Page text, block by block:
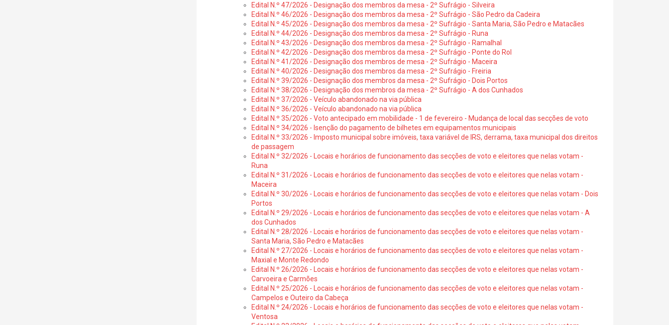
Edital N.º 47/2026 - Designação dos membros da mesa - 2º Sufrágio - Silveira
Edital N.º 46/2026 - Designação dos membros da mesa - 2º Sufrágio - São Pedro da Cadeira
Edital N.º 45/2026 - Designação dos membros da mesa - 2º Sufrágio - Santa Maria, São Pedro e Matacães
Edital N.º 44/2026 - Designação dos membros da mesa - 2º Sufrágio - Runa
Edital N.º 43/2026 - Designação dos membros da mesa - 2º Sufrágio - Ramalhal
Edital N.º 42/2026 - Designação dos membros da mesa - 2º Sufrágio - Ponte do Rol
Edital N.º 41/2026 - Designação dos membros de mesa - 2º Sufrágio - Maceira
Edital N.º 40/2026 - Designação dos membros da mesa - 2º Sufrágio - Freiria
Edital N.º 39/2026 - Designação dos membros da mesa - 2º Sufrágio - Dois Portos
Edital N.º 38/2026 - Designação dos membros da mesa - 2º Sufrágio - A dos Cunhados
Edital N.º 37/2026 - Veículo abandonado na via pública
Edital N.º 36/2026 - Veículo abandonado na via pública
Edital N.º 35/2026 - Voto antecipado em mobilidade - 1 de fevereiro - Mudança de local das secções de voto
Edital N.º 34/2026 - Isenção do pagamento de bilhetes em equipamentos municipais
Edital N.º 33/2026 - Imposto municipal sobre imóveis, taxa variável de IRS, derrama, taxa municipal dos direitos
de passagem
Edital N.º 32/2026 - Locais e horários de funcionamento das secções de voto e eleitores que nelas votam -
Runa
Edital N.º 31/2026 - Locais e horários de funcionamento das secções de voto e eleitores que nelas votam -
Maceira
Edital N.º 30/2026 - Locais e horários de funcionamento das secções de voto e eleitores que nelas votam - Dois
Portos
Edital N.º 29/2026 - Locais e horários de funcionamento das secções de voto e eleitores que nelas votam - A
dos Cunhados
Edital N.º 28/2026 - Locais e horários de funcionamento das secções de voto e eleitores que nelas votam -
Santa Maria, São Pedro e Matacães
Edital N.º 27/2026 - Locais e horários de funcionamento das secções de voto e eleitores que nelas votam -
Maxial e Monte Redondo
Edital N.º 26/2026 - Locais e horários de funcionamento das secções de voto e eleitores que nelas votam -
Carvoeira e Carmões
Edital N.º 25/2026 - Locais e horários de funcionamento das secções de voto e eleitores que nelas votam -
Campelos e Outeiro da Cabeça
Edital N.º 24/2026 - Locais e horários de funcionamento das secções de voto e eleitores que nelas votam -
Ventosa